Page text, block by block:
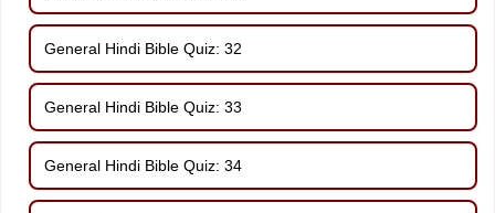
General Hindi Bible Quiz: 32
General Hindi Bible Quiz: 33
General Hindi Bible Quiz: 34